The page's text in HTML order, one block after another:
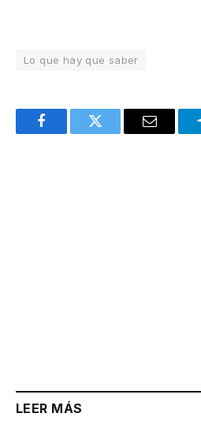
Lo que hay que saber
FacebookTwitter Email
LEER MÁS